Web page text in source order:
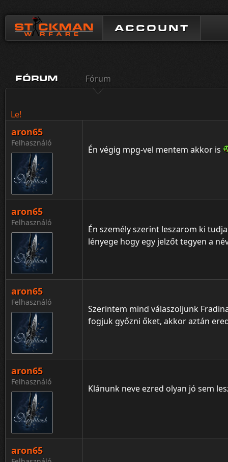
ACCOUNT
FÓRUM Fórum
Le!
aron65
Felhasználó
Én végig mpg-vel mentem akkor is
aron65
Felhasználó
Én személy szerint leszarom ki
lényege hogy egy jelzőt tegyen a
aron65
Felhasználó
Szerintem mind válaszoljunk
fogjuk győzni őket, akkor aztán
aron65
Felhasználó
Klánunk neve ezred olyan jó sem
aron65